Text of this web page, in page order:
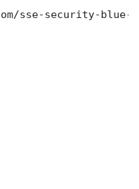
sse-security-blue-